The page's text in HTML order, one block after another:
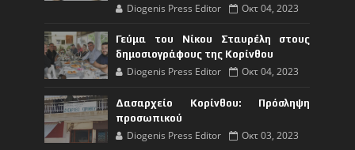
Diogenis Press Editor Οκτ 04, 2023
Γεύμα του Νίκου Σταυρέλη στους
δημοσιογράφους της Κορίνθου
Diogenis Press Editor Οκτ 04, 2023
Δασαρχείο Κορίνθου: Πρόσληψη
προσωπικού
Diogenis Press Editor Οκτ 03, 2023